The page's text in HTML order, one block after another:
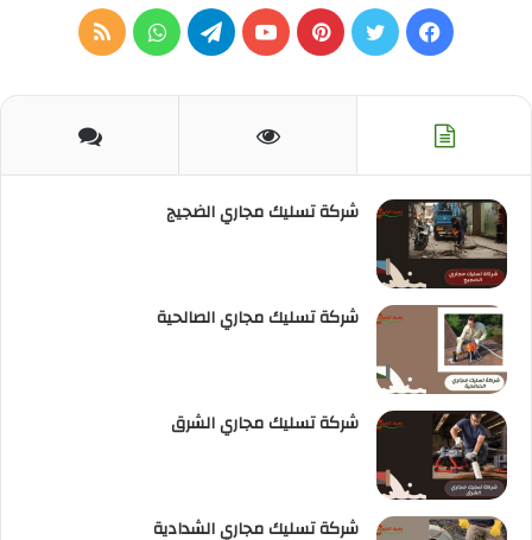
فيسبوكتويتر بينتيريستيوتيوبتيلقرامواتسابملخص
RSS
شركة تسليك مجاري الضجيج
شركة تسليك مجاري الصالحية
شركة تسليك مجاري الشرق
شركة تسليك مجاري الشدادية